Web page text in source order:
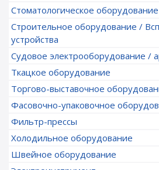
Стоматологическое
Строительное оборудование /
устройства
Судовое электрооборудование /
Ткацкое оборудование
Торгово-выставочное
Фасовочно-упаковочное
Фильтр-прессы
Холодильное оборудование
Швейное оборудование